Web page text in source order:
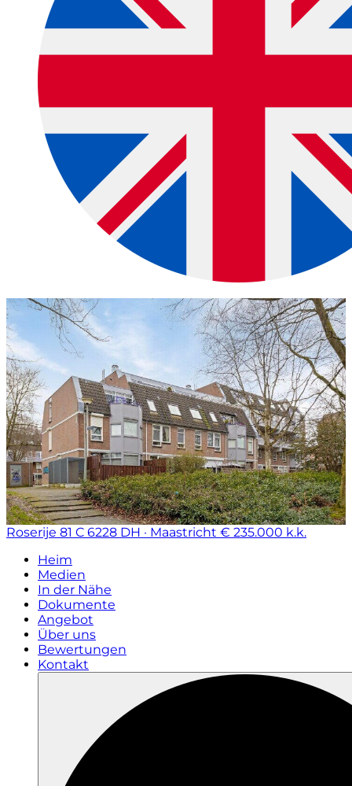
Roserije 81 C 6228 DH · Maastricht € 235.000 k.k.
Heim
Medien
In der Nähe
Dokumente
Angebot
Über uns
Bewertungen
Kontakt